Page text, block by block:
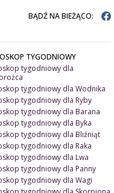
BĄDŹ NA BIEŻĄCO:
TYGODNIOWY
tygodniowy dla
tygodniowy dla Wodnika
tygodniowy dla Ryby
tygodniowy dla Barana
tygodniowy dla Byka
tygodniowy dla Bliźniąt
tygodniowy dla Raka
tygodniowy dla Lwa
tygodniowy dla Panny
tygodniowy dla Wagi